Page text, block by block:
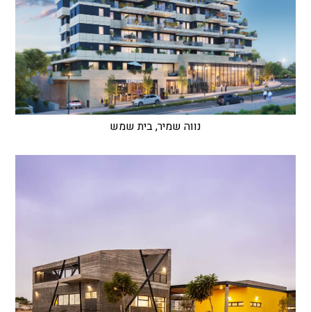
נווה שמיר, בית שמש